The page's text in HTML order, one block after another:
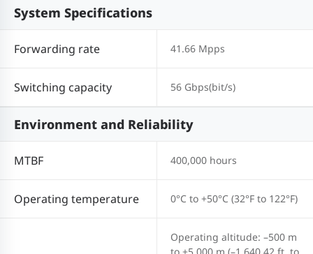
System Specifications
Forwarding rate 41.66 Mpps
Switching capacity 56 Gbps(bit/s)
Environment and Reliability
MTBF 400,000 hours
Operating temperature 0°C to +50°C (32°F to 122°F)
Operating altitude: –500 m